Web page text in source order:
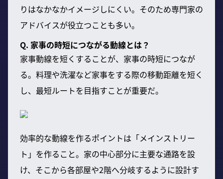
りはなかなかイメージしにくい。そのため専門家の
アドバイスが役立つことも多い。
Q. 家事の時短につながる動線とは？
家事動線を短くすることが、家事の時短につなが
る。料理や洗濯など家事をする際の移動距離を短く
し、最短ルートを目指すことが重要だ。
効率的な動線を作るポイントは「メインストリー
ト」を作ること。家の中心部分に主要な通路を設
け、そこから各部屋や2階へ分岐するように設計す